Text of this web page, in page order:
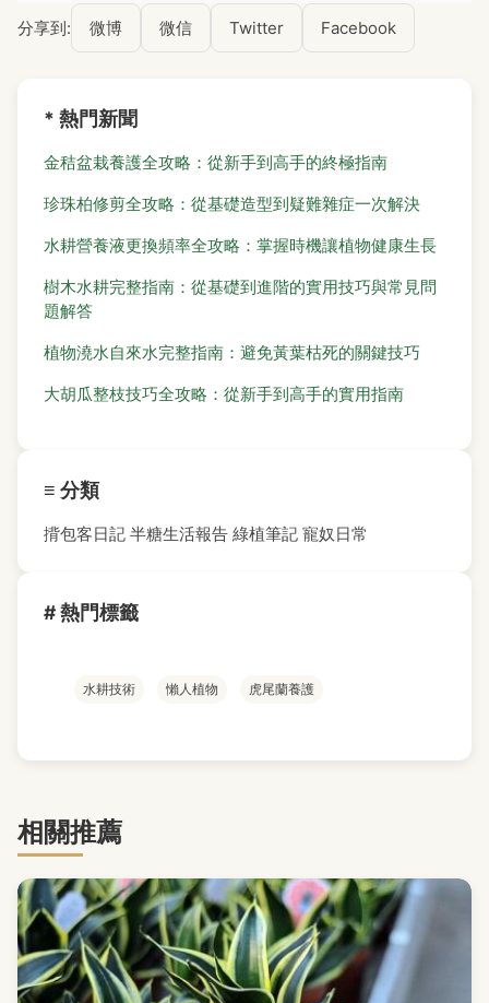
分享到: 微博 微信 Twitter Facebook
* 熱門新聞
金秸盆栽養護全攻略：從新手到高手的終極指南
珍珠柏修剪全攻略：從基礎造型到疑難雜症一次解決
水耕營養液更換頻率全攻略：掌握時機讓植物健康生長
樹木水耕完整指南：從基礎到進階的實用技巧與常見問
題解答
植物澆水自來水完整指南：避免黃葉枯死的關鍵技巧
大胡瓜整枝技巧全攻略：從新手到高手的實用指南
≡ 分類
揹包客日記 半糖生活報告 綠植筆記 寵奴日常
# 熱門標籤
水耕技術 懶人植物 虎尾蘭養護
相關推薦